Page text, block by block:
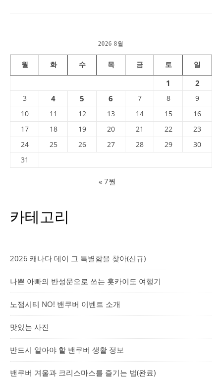
2026 8월
월 화 수 목 금 토 일
1 2
3 4 5 6 7 8
9
10
11 12 13 14 15
16
17
18 19 20 21 22
23
24
25 26 27 28 29
30
31
« 7월
카테고리
2026 캐나다 데이 그 특별함을 찾아(신규)
나쁜 아빠의 반성문으로 쓰는 홋카이도 여행기
노잼시티 NO! 밴쿠버 이벤트 소개
맛있는 사진
반드시 알아야 할 밴쿠버 생활 정보
밴쿠버 겨울과 크리스마스를 즐기는 법(완료)